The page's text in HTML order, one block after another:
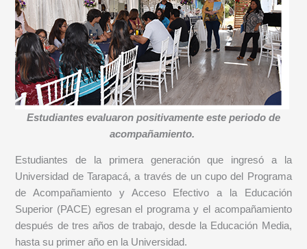
Estudiantes evaluaron positivamente este periodo de
acompañamiento.
Estudiantes de la primera generación que ingresó a la
Universidad de Tarapacá, a través de un cupo del Programa
de Acompañamiento y Acceso Efectivo a la Educación
Superior (PACE) egresan el programa y el acompañamiento
después de tres años de trabajo, desde la Educación Media,
hasta su primer año en la Universidad.